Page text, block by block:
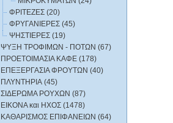
ΦΡΙΤΕΖΕΣ (20)
ΦΡΥΓΑΝΙΕΡΕΣ (45)
ΨΗΣΤΙΕΡΕΣ (19)
ΨΥΞΗ ΤΡΟΦΙΜΩΝ - ΠΟΤΩΝ (67)
ΠΡΟΕΤΟΙΜΑΣΙΑ ΚΑΦΕ (178)
ΕΠΕΞΕΡΓΑΣΙΑ ΦΡΟΥΤΩΝ (40)
ΠΛΥΝΤΗΡΙΑ (45)
ΣΙΔΕΡΩΜΑ ΡΟΥΧΩΝ (87)
ΕΙΚΟΝΑ και ΗΧΟΣ (1478)
ΚΑΘΑΡΙΣΜΟΣ ΕΠΙΦΑΝΕΙΩΝ (64)